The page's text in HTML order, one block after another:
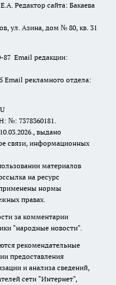
Редактор сайта: Бакаева
ул. Азина, дом № 80, кв. 31
87 Email редакции:
Email рекламного отдела:
№: 7378360181.
выдано
связи, информационных
материалов
на ресурс
применены нормы
правах.
за комментарии
"народные новости".
рекомендательные
предоставления
и анализа сведений,
сети "Интернет",